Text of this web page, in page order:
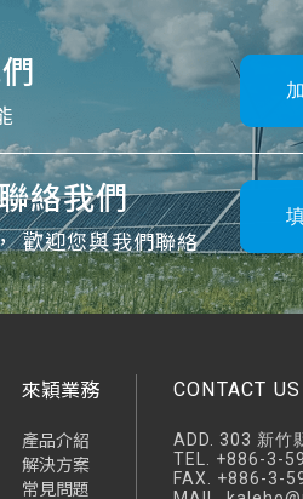
絡我們
歡迎您與我們聯絡
來穎業務
產品介紹
解決方案
常見問題
CONTACT US
ADD. 303 新竹
TEL. +886-3-
FAX. +886-3-